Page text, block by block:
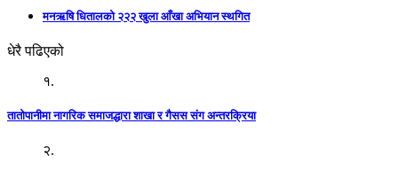
मनऋषि धितालको २२२ खुला आँखा अभियान स्थगित
धेरै पढिएको
१.
तातोपानीमा नागरिक समाजद्धारा शाखा र गैसस संग अन्तरक्रिया
२.